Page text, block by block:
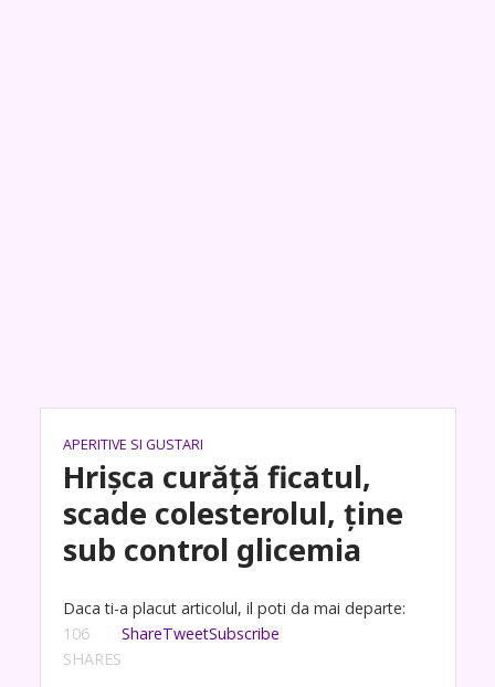
APERITIVE SI GUSTARI
Hrișca curăță ficatul,
scade colesterolul, ține
sub control glicemia
Daca ti-a placut articolul, il poti da mai departe:
106
SHARES
ShareTweetSubscribe